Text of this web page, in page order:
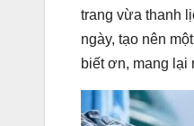
trang vừa thanh
ngày, tạo nên
biết ơn, mang lại